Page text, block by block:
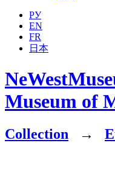
РУ
EN
FR
日本
Museum of
Collection →